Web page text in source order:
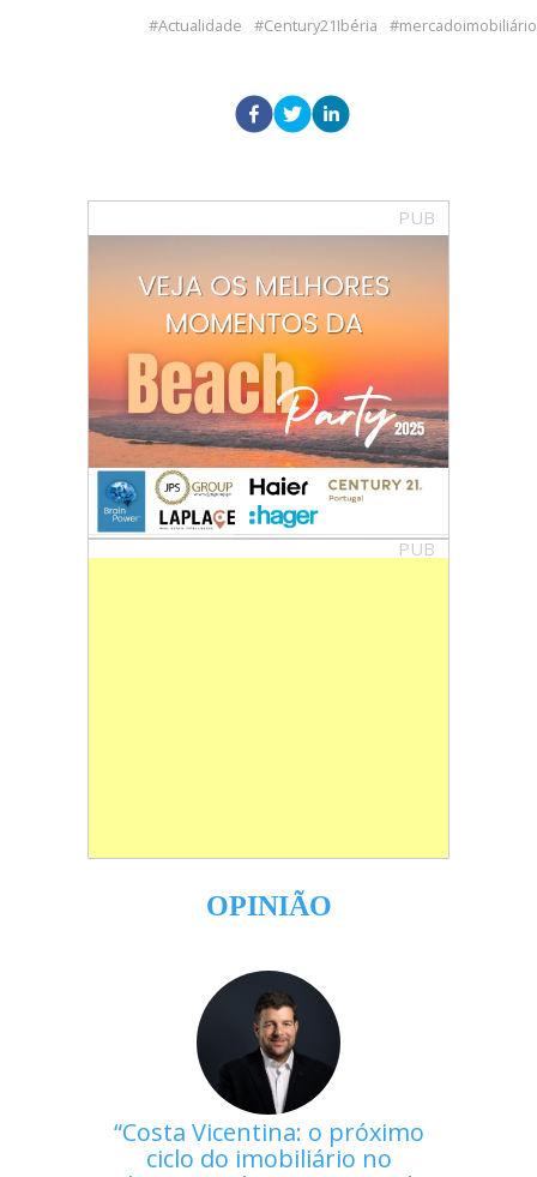
Actualidade Century21Ibéria mercadoimobiliário
PUB
PUB
OPINIÃO
Costa Vicentina: o próximo
ciclo do imobiliário no